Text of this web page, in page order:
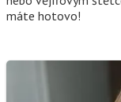
máte hotovo!